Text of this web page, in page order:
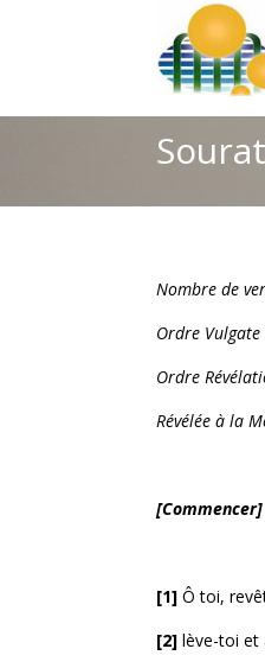
Nombre de
Ordre
Ordre
Révélée à la
[Commencer]
[1] Ô toi,
[2] lève-toi et